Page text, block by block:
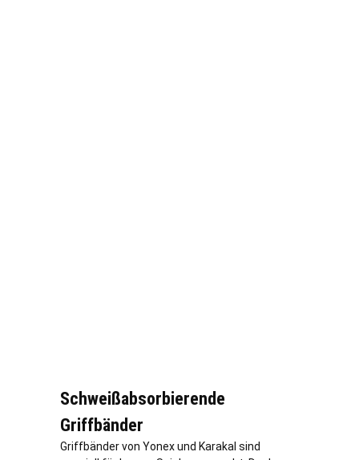
Schweißabsorbierende
Griffbänder
Griffbänder von Yonex und Karakal sind